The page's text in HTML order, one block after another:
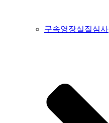
구속영장실질심사